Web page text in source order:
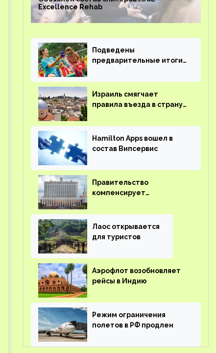
Excellence Rehab
Подведены
предварительные итоги
Израиль смягчает
правила въезда в страну
Hamilton Apps вошел в
состав Випсервис
Правительство
компенсирует
на вывоз россиян из-за
рубежа
Лаос открывается
для туристов
Аэрофлот возобновляет
рейсы в Индию
Режим ограничения
полетов в РФ продлен